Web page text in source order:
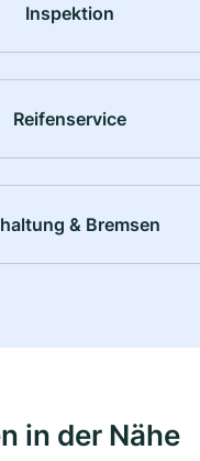
Inspektion
Reifenservice
& Bremsen
in der Nähe